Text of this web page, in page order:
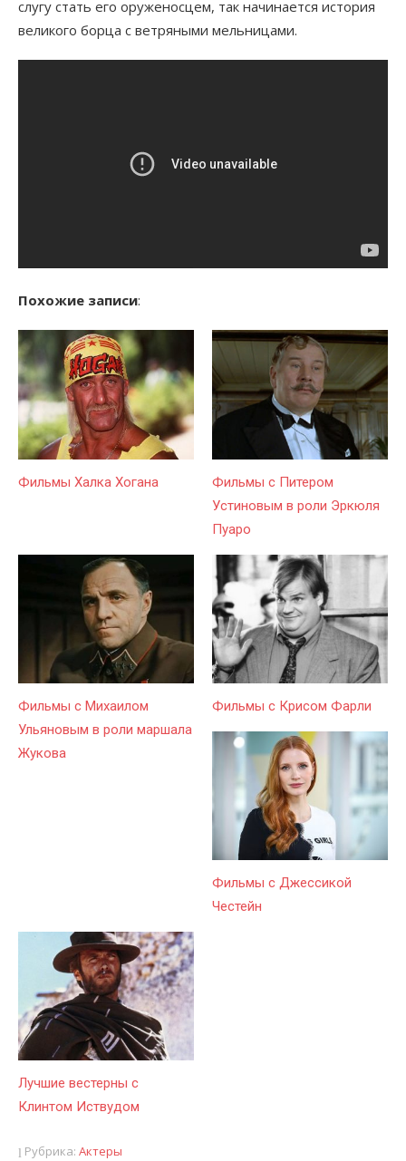
слугу стать его оруженосцем, так начинается история
великого борца с ветряными мельницами.
Похожие записи:
Фильмы Халка Хогана
Фильмы с Питером
Устиновым в роли Эркюля
Пуаро
Фильмы с Михаилом
Ульяновым в роли маршала
Жукова
Фильмы с Крисом Фарли
Фильмы с Джессикой
Честейн
Лучшие вестерны с
Клинтом Иствудом
Рубрика: Актеры